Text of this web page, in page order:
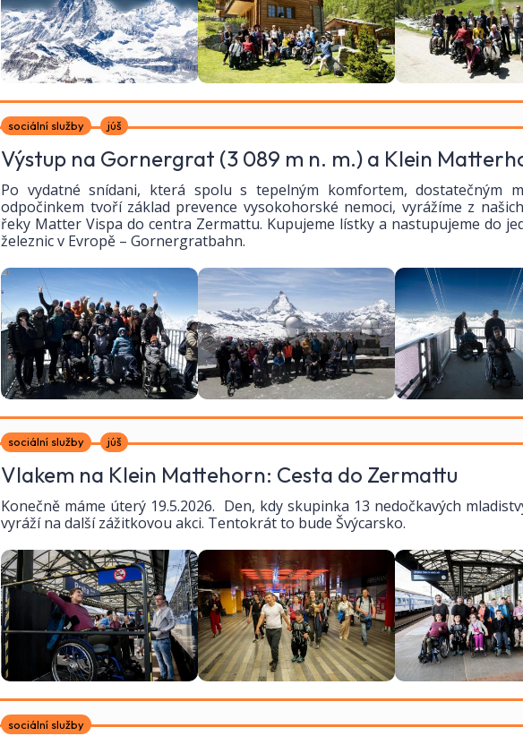
sociální služby júš
Výstup na Gornergrat (3 089 m n. m.) a Klein
Po vydatné snídani, která spolu s tepelným komfortem, dostatečným
odpočinkem tvoří základ prevence vysokohorské nemoci, vyrážíme z
řeky Matter Vispa do centra Zermattu. Kupujeme lístky a nastupujeme do
železnic v Evropě – Gornergratbahn.
sociální služby júš
Vlakem na Klein Mattehorn: Cesta do Zermattu
Konečně máme úterý 19.5.2026. Den, kdy skupinka 13 nedočkavých
vyráží na další zážitkovou akci. Tentokrát to bude Švýcarsko.
sociální služby